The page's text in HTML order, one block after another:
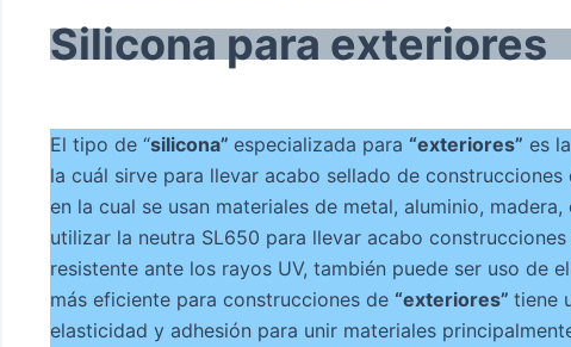
Silicona para exteriores
El tipo de “silicona” especializada para “exteriores” es la
la cuál sirve para llevar acabo sellado de
en la cual se usan materiales de metal, aluminio,
utilizar la neutra SL650 para llevar acabo construcciones
resistente ante los rayos UV, también puede ser uso de
más eficiente para construcciones de “exteriores” tiene
elasticidad y adhesión para unir materiales